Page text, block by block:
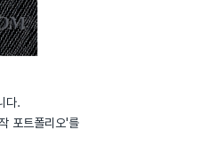
다.
포트폴리오'를